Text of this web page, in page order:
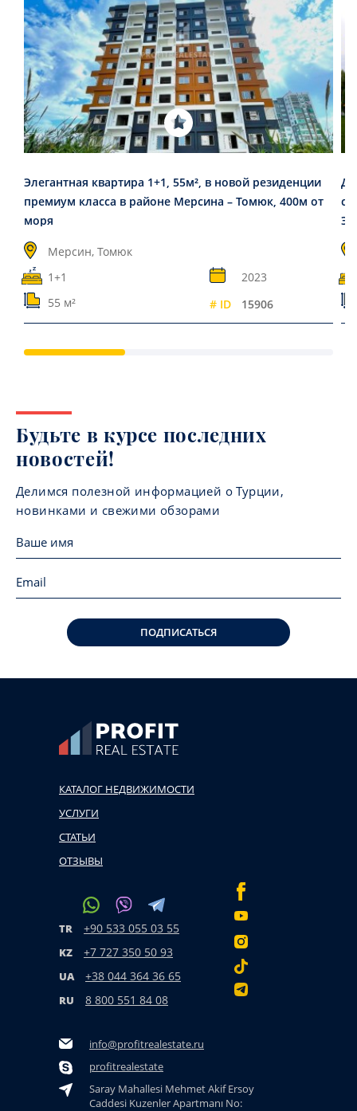
Элегантная квартира 1+1, 55м², в новой резиденции
премиум класса в районе Мерсина – Томюк, 400м от
моря
Мерсин, Томюк
1+1
2023
55 м²
# ID 15906
Будьте в курсе последних
новостей!
Делимся полезной информацией о Турции,
новинками и свежими обзорами
ПОДПИСАТЬСЯ
КАТАЛОГ НЕДВИЖИМОСТИ
УСЛУГИ
СТАТЬИ
ОТЗЫВЫ
TR +90 533 055 03 55
KZ +7 727 350 50 93
UA +38 044 364 36 65
RU 8 800 551 84 08
info@profitrealestate.ru
profitrealestate
Saray Mahallesi Mehmet Akif Ersoy
Caddesi Kuzenler Apartmanı No: